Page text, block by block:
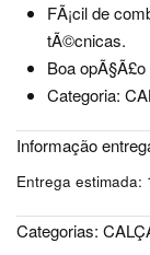
FÃ¡cil de
tÃ©cnicas.
Boa
Categoria:
Informação
Entrega estimada:
Categorias: